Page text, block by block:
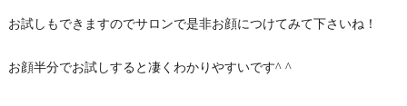
お試しもできますのでサロンで是非お顔につけてみて下さいね！
お顔半分でお試しすると凄くわかりやすいです^ ^